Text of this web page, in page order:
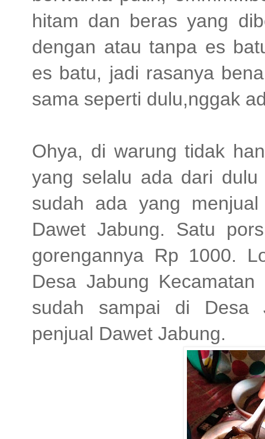
hitam dan beras yang
dengan atau tanpa es
es batu, jadi rasanya
sama seperti dulu,nggak
Ohya, di warung tidak
yang selalu ada dari dulu
sudah ada yang
Dawet Jabung. Satu
gorengannya Rp 1000.
Desa Jabung
sudah sampai di Desa
penjual Dawet Jabung.